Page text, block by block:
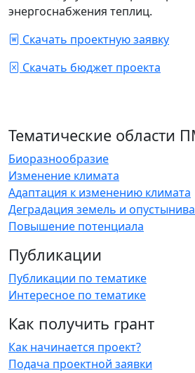
энергоснабжения теплиц.
Скачать проектную заявку
Скачать бюджет проекта
Тематические области
Биоразнообразие
Изменение климата
Адаптация к изменению климата
Деградация земель и
Повышение потенциала
Публикации
Публикации по тематике
Интересное по тематике
Как получить грант
Как начинается проект?
Подача проектной заявки